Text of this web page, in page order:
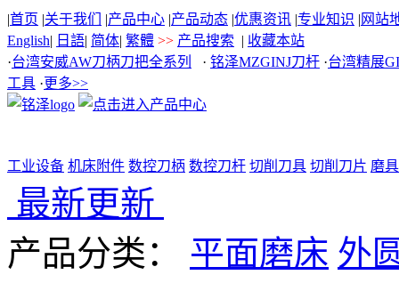
|首页 |关于我们 |产品中心 |产品动态 |优惠资讯 |专业知识 | 网站
English| 日語| 简体| 繁體 >> 产品搜索 | 收藏本站
·台湾安威AW刀柄刀把全系列 · 铭泽MZGINJ刀杆 ·台湾精展
工具 ·更多>>
工业设备 机床附件 数控刀柄 数控刀杆 切削刀具 切削刀片 磨
最新更新
产品分类：
平面磨床 外